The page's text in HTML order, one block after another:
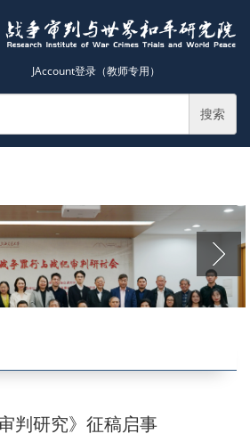
JAccount登录（教师专用）
搜索
判研究》征稿启事